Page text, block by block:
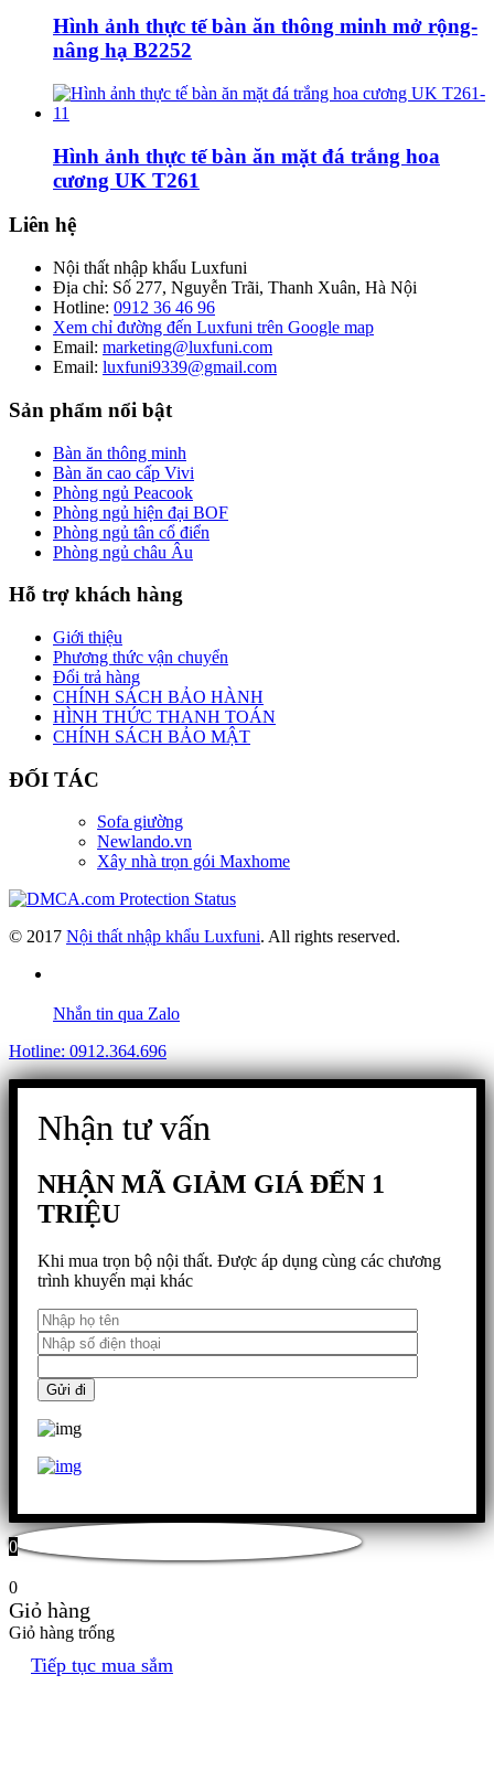
Hình ảnh thực tế bàn ăn thông minh mở rộng-
nâng hạ B2252
Hình ảnh thực tế bàn ăn mặt đá trắng hoa
cương UK T261
Liên hệ
Nội thất nhập khẩu Luxfuni
Địa chỉ: Số 277, Nguyễn Trãi, Thanh Xuân, Hà Nội
Hotline: 0912 36 46 96
Xem chỉ đường đến Luxfuni trên Google map
Email: marketing@luxfuni.com
Email: luxfuni9339@gmail.com
Sản phẩm nổi bật
Bàn ăn thông minh
Bàn ăn cao cấp Vivi
Phòng ngủ Peacook
Phòng ngủ hiện đại BOF
Phòng ngủ tân cổ điển
Phòng ngủ châu Âu
Hỗ trợ khách hàng
Giới thiệu
Phương thức vận chuyển
Đổi trả hàng
CHÍNH SÁCH BẢO HÀNH
HÌNH THỨC THANH TOÁN
CHÍNH SÁCH BẢO MẬT
ĐỐI TÁC
Sofa giường
Newlando.vn
Xây nhà trọn gói Maxhome
© 2017 Nội thất nhập khẩu Luxfuni. All rights reserved.
Nhắn tin qua Zalo
Hotline: 0912.364.696
Nhận tư vấn
NHẬN MÃ GIẢM GIÁ ĐẾN 1
TRIỆU
Khi mua trọn bộ nội thất. Được áp dụng cùng các chương
trình khuyến mại khác
0
0
Giỏ hàng
Giỏ hàng trống
Tiếp tục mua sắm